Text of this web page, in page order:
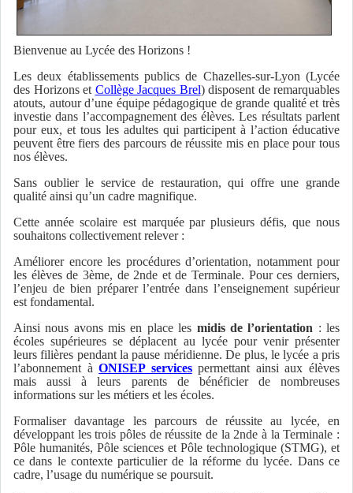
Bienvenue au Lycée des Horizons !
Les deux établissements publics de Chazelles-sur-Lyon (Lycée
des Horizons et Collège Jacques Brel) disposent de remarquables
atouts, autour d’une équipe pédagogique de grande qualité et très
investie dans l’accompagnement des élèves. Les résultats parlent
pour eux, et tous les adultes qui participent à l’action éducative
peuvent être fiers des parcours de réussite mis en place pour tous
nos élèves.
Sans oublier le service de restauration, qui offre une grande
qualité ainsi qu’un cadre magnifique.
Cette année scolaire est marquée par plusieurs défis, que nous
souhaitons collectivement relever :
Améliorer encore les procédures d’orientation, notamment pour
les élèves de 3ème, de 2nde et de Terminale. Pour ces derniers,
l’enjeu de bien préparer l’entrée dans l’enseignement supérieur
est fondamental.
Ainsi nous avons mis en place les midis de l’orientation : les
écoles supérieures se déplacent au lycée pour venir présenter
leurs filières pendant la pause méridienne. De plus, le lycée a pris
l’abonnement àONISEP servicespermettant ainsi aux élèves
mais aussi à leurs parents de bénéficier de nombreuses
informations sur les métiers et les écoles.
Formaliser davantage les parcours de réussite au lycée, en
développant les trois pôles de réussite de la 2nde à la Terminale :
Pôle humanités, Pôle sciences et Pôle technologique (STMG), et
ce dans le contexte particulier de la réforme du lycée. Dans ce
cadre, l’usage du numérique se poursuit.